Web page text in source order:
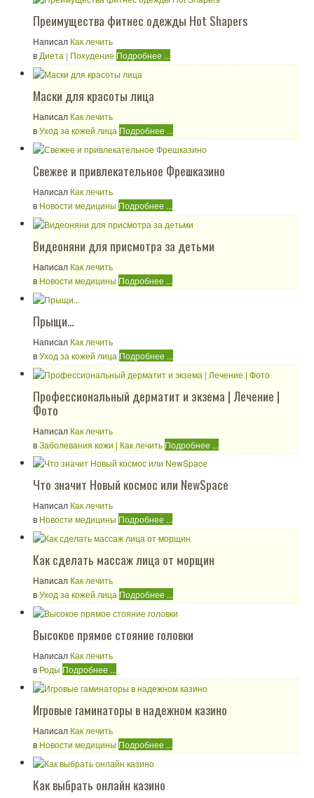
Преимущества фитнес одежды Hot Shapers
Написал Как лечить
в Диета | Похудение Подробнее ...
Маски для красоты лица
Написал Как лечить
вУход за кожей лица Подробнее ...
Свежее и привлекательное Фрешказино
Написал Как лечить
в Новости медицины Подробнее ...
Видеоняни для присмотра за детьми
Написал Как лечить
в Новости медицины Подробнее ...
Прыщи...
Написал Как лечить
вУход за кожей лица Подробнее ...
Профессиональный дерматит и экзема | Лечение |
Фото
Написал Как лечить
вЗаболевания кожи | Как лечить Подробнее ...
Что значит Новый космос или NewSpace
Написал Как лечить
в Новости медицины Подробнее ...
Как сделать массаж лица от морщин
Написал Как лечить
вУход за кожей лица Подробнее ...
Высокое прямое стояние головки
Написал Как лечить
в Роды Подробнее ...
Игровые гаминаторы в надежном казино
Написал Как лечить
в Новости медицины Подробнее ...
Как выбрать онлайн казино